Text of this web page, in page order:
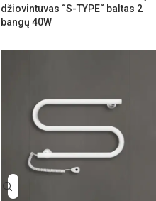
džiovintuvas “S-TYPE“ baltas 2
bangų 40W